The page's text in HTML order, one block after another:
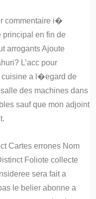
commentaire i�
principal en fin de
arrogants Ajoute
L’acc pour
cuisine a l�egard de
des machines dans
sauf que mon adjoint
Cartes errones Nom
Foliote collecte
sera fait a
le belier abonne a